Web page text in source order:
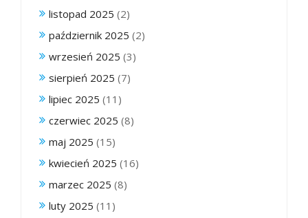
listopad 2025 (2)
październik 2025 (2)
wrzesień 2025 (3)
sierpień 2025 (7)
lipiec 2025 (11)
czerwiec 2025 (8)
maj 2025 (15)
kwiecień 2025 (16)
marzec 2025 (8)
luty 2025 (11)